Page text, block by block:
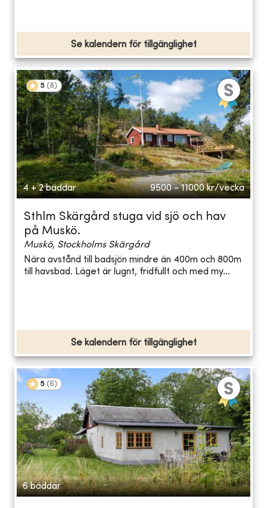
Se kalendern för tillgänglighet
5 (8)
4 + 2 bäddar 9500 - 11000 kr/vecka
Sthlm Skärgård stuga vid sjö och hav
på Muskö.
Muskö, Stockholms Skärgård
Nära avstånd till badsjön mindre än 400m och 800m
till havsbad. Läget är lugnt, fridfullt och med my...
Se kalendern för tillgänglighet
5 (6)
6 bäddar